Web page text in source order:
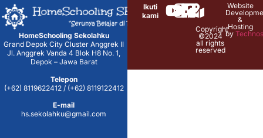
HomeSchooling Sekolahku
Grand Depok City Cluster Anggrek II
Jl. Anggrek Vanda 4 Blok H8 No. 1,
Depok – Jawa Barat
Telepon
(+62) 8119622412 / (+62) 8119122412
E-mail
hs.sekolahku@gmail.com
Ikuti
kami
Copyright
©2024
all rights
reserved
Website
&
Hosting
by